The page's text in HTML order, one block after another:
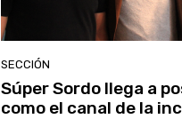
SECCIÓN
Súper Sordo llega a
como el canal de la